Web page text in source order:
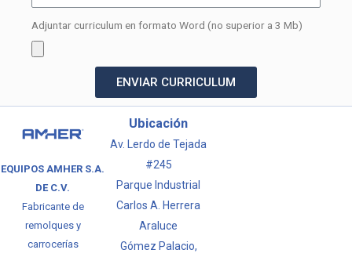
Adjuntar curriculum en formato Word (no superior a 3 Mb)
ENVIAR CURRICULUM
EQUIPOS AMHER S.A.
DE C.V.
Fabricante de
remolques y
carrocerías
Ubicación
Av. Lerdo de Tejada
#245
Parque Industrial
Carlos A. Herrera
Araluce
Gómez Palacio,